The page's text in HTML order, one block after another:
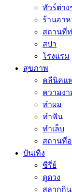
ทัวร์ต่าง
ร้านอาห
สถานที่ท่
สปา
โรงแรม
สุขภาพ
คลีนิคแ
ความงา
ทำผม
ทำฟัน
ทำเล็บ
สถานที่
บันเทิง
ซีรี่ย์
ดูดวง
สลากกิ